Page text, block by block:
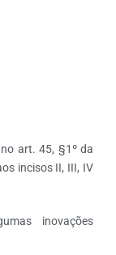
art. 45, §1º da
incisos II, III, IV
inovações